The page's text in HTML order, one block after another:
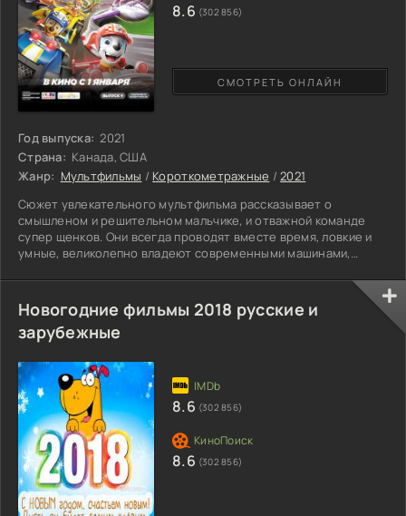
Год выпуска: 2021
Страна: Канада, США
Жанр: Мультфильмы / Короткометражные /2021
Сюжет увлекательного мультфильма рассказывает о
смышленом и решительном мальчике, и отважной команде
супер щенков. Они всегда проводят вместе время, ловкие и
умные, великолепно владеют современными машинами,
собачки на технике могут летать, прыгать, плавать, и это все
делается, чтобы в трудную минуту оказать немедленную
помочь. Сейчас стоит сложная задача необходимо
сопровождать участников происходящей опасной гонки. В
СМОТРЕТЬ ОНЛАЙН
8.6 (302 856)
Новогодние фильмы 2018 русские и
зарубежные
8.6 (302 856)
8.6 (302 856)